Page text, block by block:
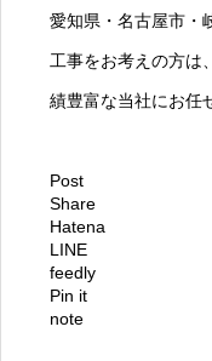
愛知県・名古屋市・
工事をお考えの方は
績豊富な当社にお任
Post
Share
Hatena
LINE
feedly
Pin it
note